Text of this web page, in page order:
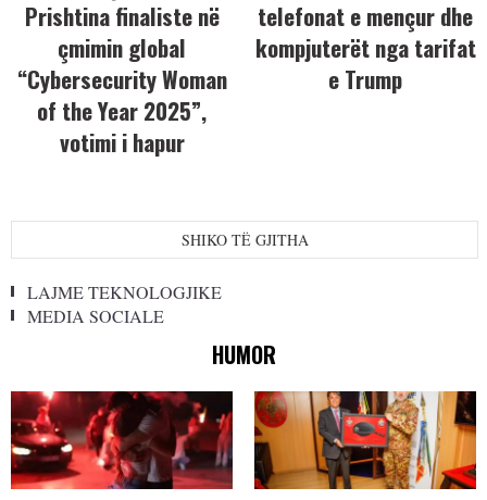
Prishtina finaliste në
çmimin global
“Cybersecurity Woman
of the Year 2025”,
votimi i hapur
telefonat e mençur dhe
kompjuterët nga tarifat
e Trump
SHIKO TË GJITHA
LAJME TEKNOLOGJIKE
MEDIA SOCIALE
HUMOR